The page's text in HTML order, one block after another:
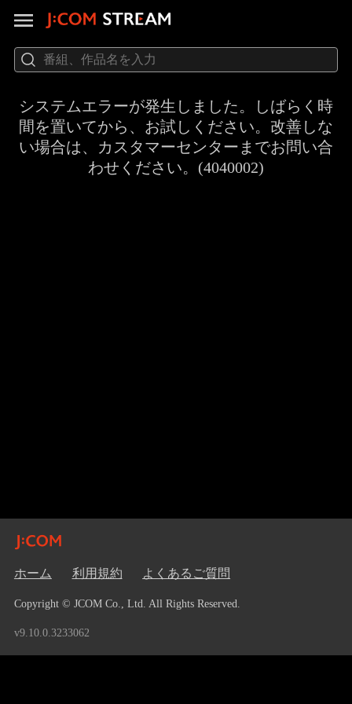
システムエラーが発生しました。しばらく時
間を置いてから、お試しください。改善しな
い場合は、カスタマーセンターまでお問い合
わせください。(4040002)
ホーム 利用規約 よくあるご質問
Copyright © JCOM Co., Ltd. All Rights Reserved.
v9.10.0.3233062